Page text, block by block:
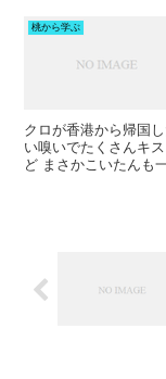
桃から学ぶ
クロが香港から帰国
い嗅いでたくさんキ
ど まさかこいたんも